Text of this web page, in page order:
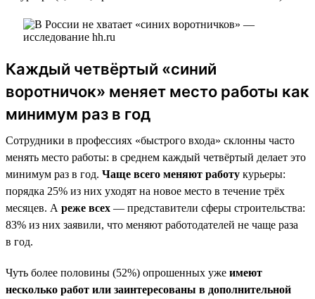
Каждый четвёртый «синий
воротничок» меняет место работы как
минимум раз в год
Сотрудники в профессиях «быстрого входа» склонны часто
менять место работы: в среднем каждый четвёртый делает это
минимум раз в год. Чаще всего меняют работу курьеры:
порядка 25% из них уходят на новое место в течение трёх
месяцев. А реже всех — представители сферы строительства:
83% из них заявили, что меняют работодателей не чаще раза
в год.
Чуть более половины (52%) опрошенных уже имеют
несколько работ или заинтересованы в дополнительной